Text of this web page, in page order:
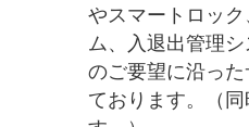
やスマートロッ
ム、入退出管理
のご要望に沿っ
ております。（